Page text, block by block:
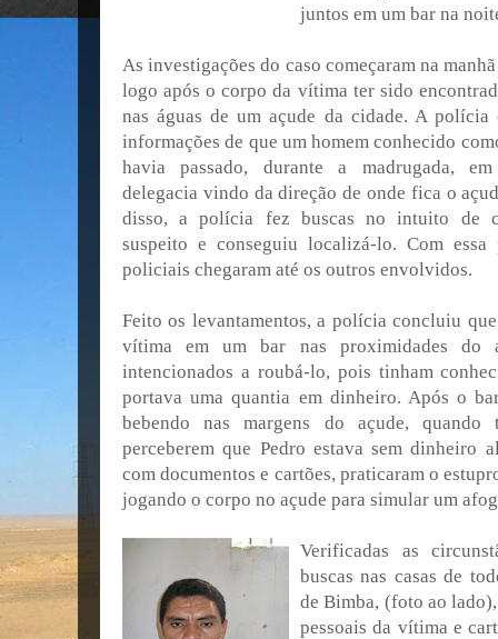
juntos em um bar na
As investigações do caso começaram na
logo após o corpo da vítima ter sido
nas águas de um açude da cidade. A polícia
informações de que um homem conhecido
havia passado, durante a madrugada,
delegacia vindo da direção de onde fica o
disso, a polícia fez buscas no intuito de
suspeito e conseguiu localizá-lo. Com essa
policiais chegaram até os outros envolvidos.
Feito os levantamentos, a polícia concluiu
vítima em um bar nas proximidades do
intencionados a roubá-lo, pois tinham
portava uma quantia em dinheiro. Após o
bebendo nas margens do açude,
perceberem que Pedro estava sem dinheiro
com documentos e cartões, praticaram o
jogando o corpo no açude para simular um
Verificadas as
buscas nas casas de
de Bimba, (foto ao
pessoais da vítima e